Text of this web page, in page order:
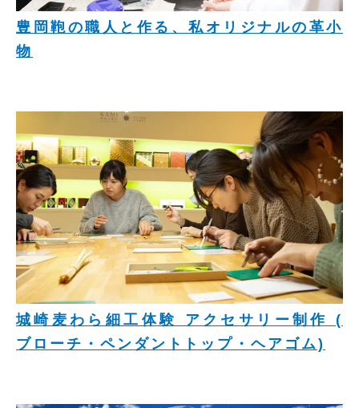
豊岡鞄の職人と作る、私オリジナルの革小
物
城崎麦わら細工体験 アクセサリー制作 (
ブローチ・ペンダントトップ・ヘアゴム)